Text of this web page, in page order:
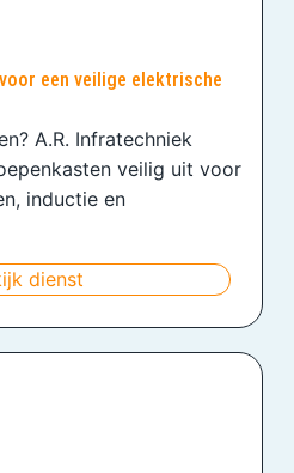
een veilige elektrische
A.R. Infratechniek
veilig uit voor
inductie en
dienst